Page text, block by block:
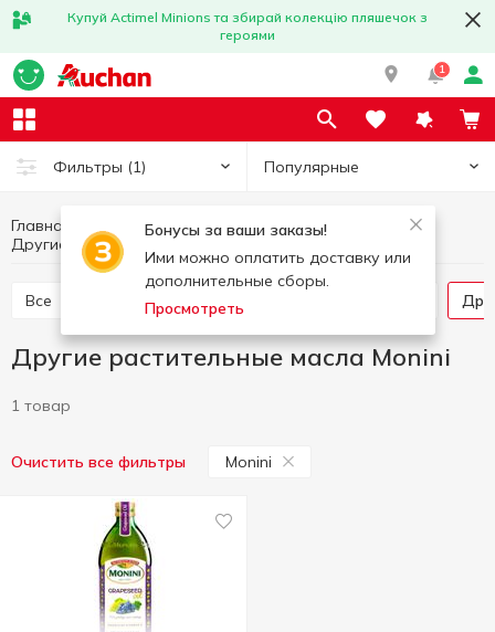
Купуй Actimel Minions та збирай колекцію пляшечок з
героями
1
Фильтры (1) Популярные
Бонусы за ваши заказы!
Ими можно оплатить доставку или
дополнительные сборы.
Просмотреть
Главная Бакалея Масло и уксус Масло
Другие растительные масла
Все Подсолнечное масло
Другие растительные масла Monini
1 товар
Очистить все фильтры Monini